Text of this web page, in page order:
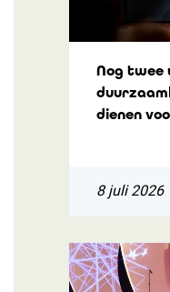
Nog twee
dienen
8 juli 2026